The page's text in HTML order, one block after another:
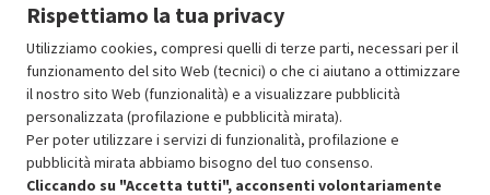
Ricondizionato Prezzo ridotto da
80.10 a-30%
In Promozione 56.07
Aggiungi al carrello
SCONTO RICONDIZIONATI
Rispettiamo la tua privacy
Utilizziamo cookies, compresi quelli di terze parti, necessari per il
funzionamento del sito Web (tecnici) o che ci aiutano a ottimizzare
il nostro sito Web (funzionalità) e a visualizzare pubblicità
personalizzata (profilazione e pubblicità mirata).
Per poter utilizzare i servizi di funzionalità, profilazione e
pubblicità mirata abbiamo bisogno del tuo consenso.
Cliccando su "Accetta tutti", acconsenti volontariamente